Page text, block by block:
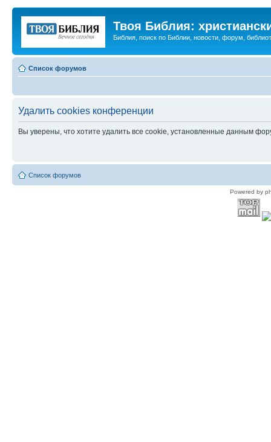
Твоя Библия:
Библия, поиск по Библии, новости, форум,
Список форумов
Удалить cookies конференции
Вы уверены, что хотите удалить все cookie, установленные данным
Список форумов
Powered by